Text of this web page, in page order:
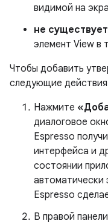
видимой на
не существует
элемент View в
Чтобы добавить
следующие
Нажмите
диалоговое
Espresso
интерфейса и
состоянии
автоматически
Espresso
В правой